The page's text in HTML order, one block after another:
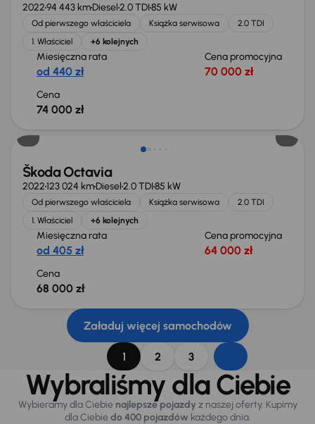
202294 443 kmDiesel2.0 TDI85 kW
Od pierwszego właściciela Książka serwisowa
2.0 TDI
1. Właściciel
+6 kolejnych
Miesięczna rata
od 440 zł
Cena promocyjna
70 000 zł
Cena
74 000 zł
Škoda Octavia
2022123 024 kmDiesel2.0 TDI85 kW
Od pierwszego właściciela Książka serwisowa
2.0 TDI
1. Właściciel
+6 kolejnych
Miesięczna rata
od 405 zł
Cena promocyjna
64 000 zł
Cena
68 000 zł
Załaduj więcej samochodów
1 2 3
Wybraliśmy dla Ciebie
Wybieramy dla Ciebie najlepsze pojazdy z naszej oferty. Kupimy
dla Ciebiedo 400 pojazdówkażdego dnia.